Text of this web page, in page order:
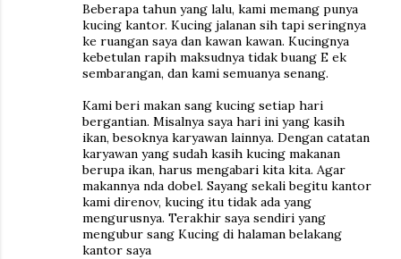
Beberapa tahun yang lalu, kami memang punya
kucing kantor. Kucing jalanan sih tapi seringnya
ke ruangan saya dan kawan kawan. Kucingnya
kebetulan rapih maksudnya tidak buang E ek
sembarangan, dan kami semuanya senang.
Kami beri makan sang kucing setiap hari
bergantian. Misalnya saya hari ini yang kasih
ikan, besoknya karyawan lainnya. Dengan catatan
karyawan yang sudah kasih kucing makanan
berupa ikan, harus mengabari kita kita. Agar
makannya nda dobel. Sayang sekali begitu kantor
kami direnov, kucing itu tidak ada yang
mengurusnya. Terakhir saya sendiri yang
mengubur sang Kucing di halaman belakang
kantor saya